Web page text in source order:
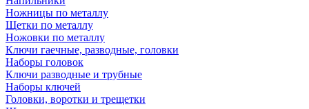
Ножницы по металлу
Щетки по металлу
Ножовки по металлу
Ключи гаечные, разводные, головки
Наборы головок
Ключи разводные и трубные
Наборы ключей
Головки, воротки и трещетки